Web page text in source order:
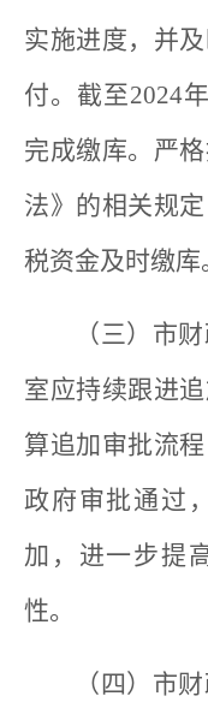
实施进度，并
付。截至2024
完成缴库。严
法》的相关规
税资金及时缴库
（三）市
室应持续跟进
算追加审批流
政府审批通过
加，进一步提
性。
（四）市